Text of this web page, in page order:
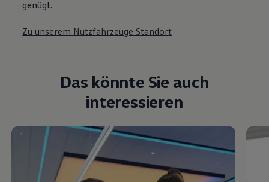
genügt.
Zu unserem Nutzfahrzeuge Standort
Das könnte Sie auch
interessieren